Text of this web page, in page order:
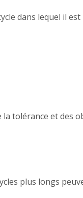
dans lequel il
tolérance et des
plus longs